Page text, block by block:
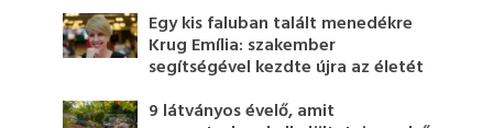
Egy kis faluban talált menedékre
Krug Emília: szakember
segítségével kezdte újra az életét
9 látványos évelő, amit